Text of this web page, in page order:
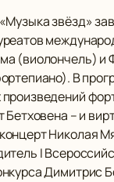
звёзд»
(виолончель) и
В
Бетховена – и
Николая
I
Димитрис